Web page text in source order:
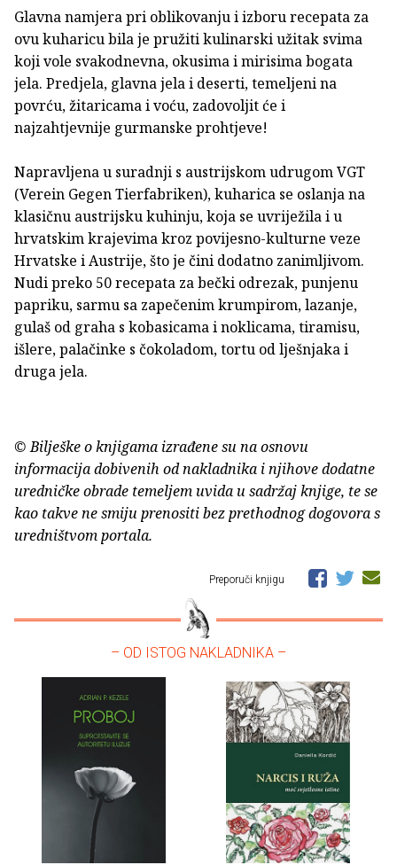
Glavna namjera pri oblikovanju i izboru recepata za
ovu kuharicu bila je pružiti kulinarski užitak svima
koji vole svakodnevna, okusima i mirisima bogata
jela. Predjela, glavna jela i deserti, temeljeni na
povrću, žitaricama i voću, zadovoljit će i
najzahtjevnije gurmanske prohtjeve!
Napravljena u suradnji s austrijskom udrugom VGT
(Verein Gegen Tierfabriken), kuharica se oslanja na
klasičnu austrijsku kuhinju, koja se uvriježila i u
hrvatskim krajevima kroz povijesno-kulturne veze
Hrvatske i Austrije, što je čini dodatno zanimljivom.
Nudi preko 50 recepata za bečki odrezak, punjenu
papriku, sarmu sa zapečenim krumpirom, lazanje,
gulaš od graha s kobasicama i noklicama, tiramisu,
išlere, palačinke s čokoladom, tortu od lješnjaka i
druga jela.
© Bilješke o knjigama izrađene su na osnovu
informacija dobivenih od nakladnika i njihove dodatne
uredničke obrade temeljem uvida u sadržaj knjige, te se
kao takve ne smiju prenositi bez prethodnog dogovora s
uredništvom portala.
Preporuči knjigu
– OD ISTOG NAKLADNIKA –